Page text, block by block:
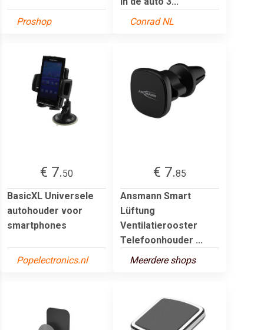
Proshop
Conrad NL
€ 7.50
BasicXL Universele
autohouder voor
smartphones
Popelectronics.nl
€ 7.85
Ansmann Smart
Lüftung
Ventilatierooster
Telefoonhouder ...
Meerdere shops